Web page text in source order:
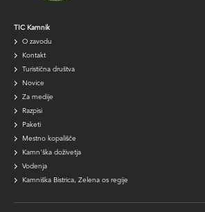
TIC
navigation
TIC Kamnik
O zavodu
Kontakt
Turistična društva
Novice
Za medije
Razpisi
Paketi
Mestno kopališče
Kamn'ška doživetja
Vodenja
Kamniška Bistrica, Zelena os regije